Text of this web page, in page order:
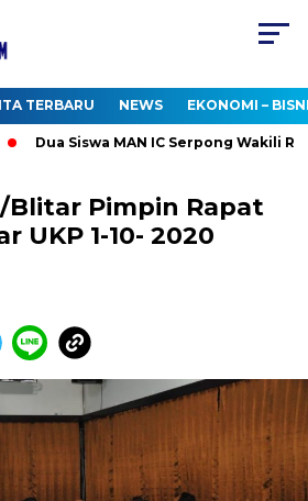
TERBARU NEWS EKONOMI –
Dua Siswa MAN IC Serpong Wakili RI
Blitar Pimpin Rapat
UKP 1-10- 2020